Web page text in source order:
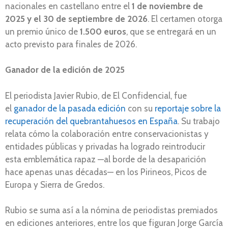
nacionales en castellano entre el 1 de noviembre de
2025 y el 30 de septiembre de 2026. El certamen otorga
un premio único de 1.500 euros, que se entregará en un
acto previsto para finales de 2026.
Ganador de la edición de 2025
El periodista Javier Rubio, de El Confidencial, fue
el ganador de la pasada edición con su reportaje sobre la
recuperación del quebrantahuesos en España. Su trabajo
relata cómo la colaboración entre conservacionistas y
entidades públicas y privadas ha logrado reintroducir
esta emblemática rapaz —al borde de la desaparición
hace apenas unas décadas— en los Pirineos, Picos de
Europa y Sierra de Gredos.
Rubio se suma así a la nómina de periodistas premiados
en ediciones anteriores, entre los que figuran Jorge García